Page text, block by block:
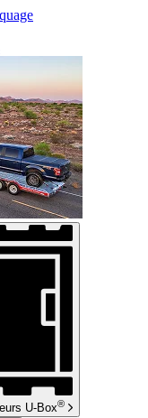
U-Box®